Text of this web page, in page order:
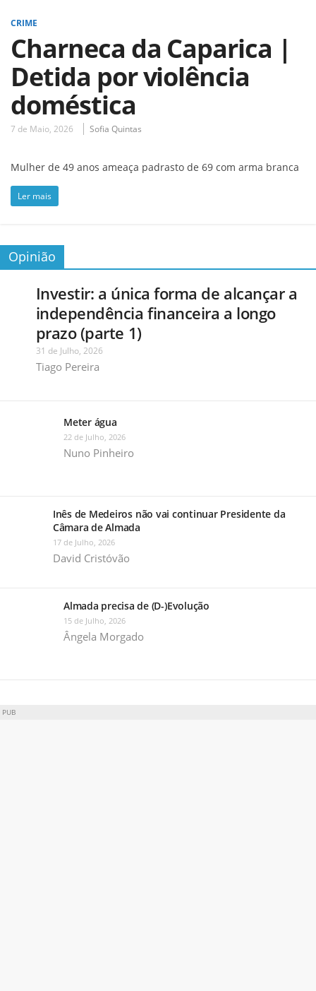
CRIME
Charneca da Caparica |
Detida por violência
doméstica
7 de Maio, 2026 Sofia Quintas
Mulher de 49 anos ameaça padrasto de 69 com arma branca
Ler mais
Opinião
Investir: a única forma de alcançar a
independência financeira a longo
prazo (parte 1)
31 de Julho, 2026
Tiago Pereira
Meter água
22 de Julho, 2026
Nuno Pinheiro
Inês de Medeiros não vai continuar Presidente da
Câmara de Almada
17 de Julho, 2026
David Cristóvão
Almada precisa de (D-)Evolução
15 de Julho, 2026
Ângela Morgado
PUB